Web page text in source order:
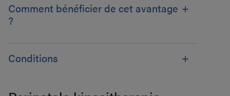
Comment bénéficier de cet avantage
?
Conditions